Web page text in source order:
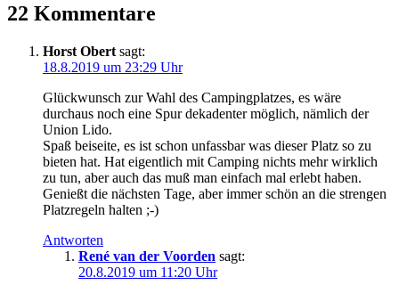
22 Kommentare
Horst Obert sagt:
18.8.2019 um 23:29 Uhr
Glückwunsch zur Wahl des Campingplatzes, es wäre
durchaus noch eine Spur dekadenter möglich, nämlich der
Union Lido.
Spaß beiseite, es ist schon unfassbar was dieser Platz so zu
bieten hat. Hat eigentlich mit Camping nichts mehr wirklich
zu tun, aber auch das muß man einfach mal erlebt haben.
Genießt die nächsten Tage, aber immer schön an die strengen
Platzregeln halten ;-)
Antworten
René van der Voorden sagt:
20.8.2019 um 11:20 Uhr